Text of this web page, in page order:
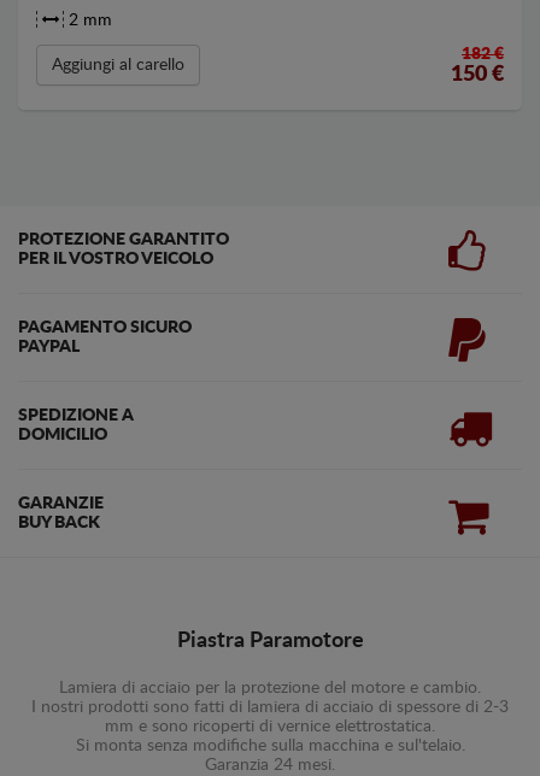
2 mm
Aggiungi al carello
182 €
150 €
PROTEZIONE GARANTITO
PER IL VOSTRO VEICOLO
PAGAMENTO SICURO
PAYPAL
SPEDIZIONE A
DOMICILIO
GARANZIE
BUY BACK
Piastra Paramotore
Lamiera di acciaio per la protezione del motore e cambio.
I nostri prodotti sono fatti di lamiera di acciaio di spessore di 2-3
mm e sono ricoperti di vernice elettrostatica.
Si monta senza modifiche sulla macchina e sul'telaio.
Garanzia 24 mesi.